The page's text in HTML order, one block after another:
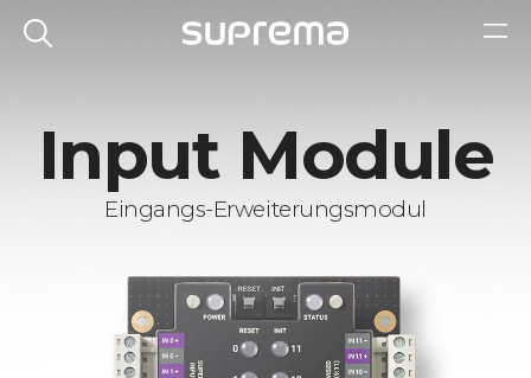
Input Module
Eingangs-Erweiterungsmodul